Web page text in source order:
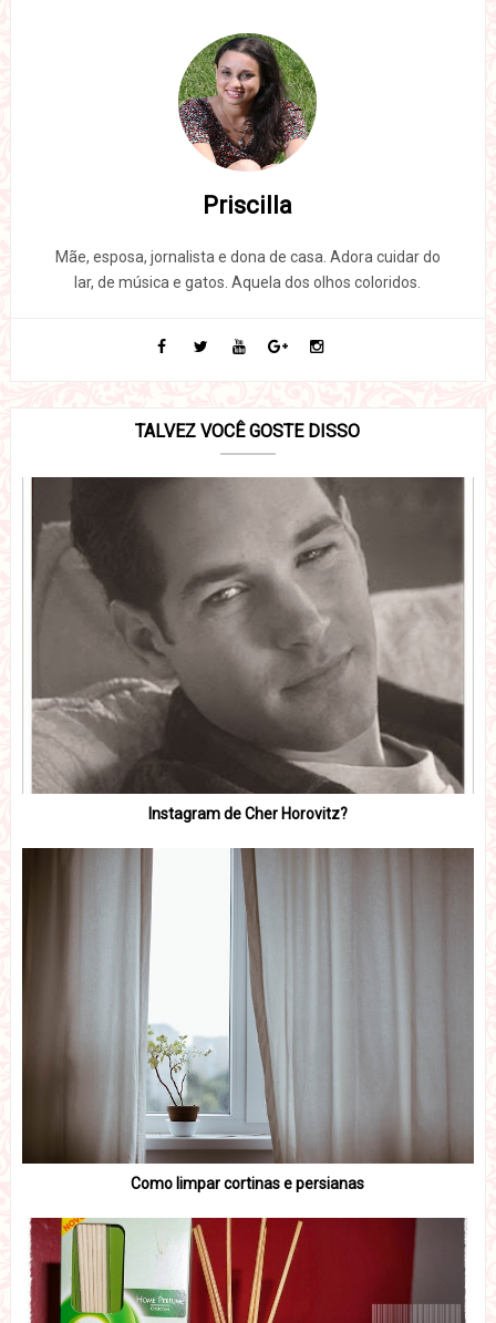
Priscilla
Mãe, esposa, jornalista e dona de casa. Adora cuidar do
lar, de música e gatos. Aquela dos olhos coloridos.
TALVEZ VOCÊ GOSTE DISSO
Instagram de Cher Horovitz?
Como limpar cortinas e persianas